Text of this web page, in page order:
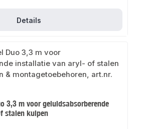
Details
3,3 m voor geluidsabsorberende
stalen kuipen